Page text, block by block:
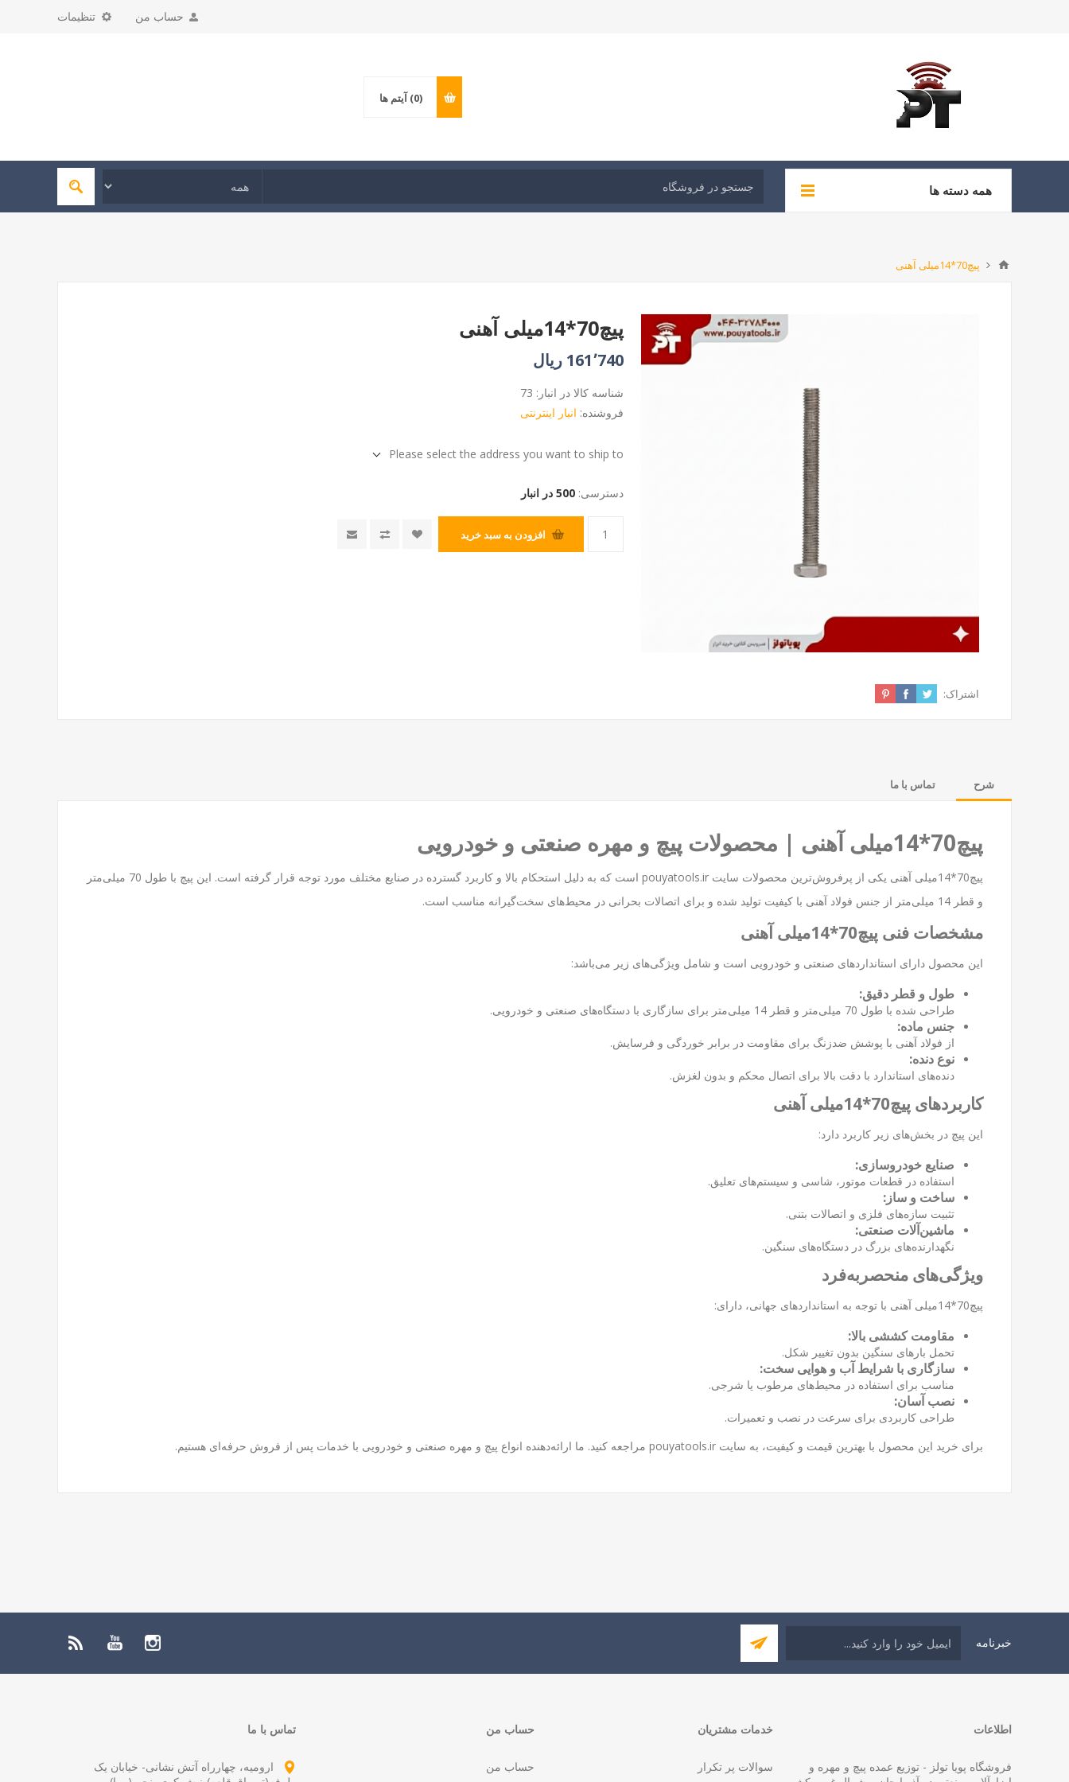
تنظیمات حساب من
(0) آیتم ها
همه دسته ها
پیچ70*14میلی آهنی
پیچ70*14میلی آهنی
161٬740 ریال
شناسه کالا در انبار: 73
فروشنده: انبار اینترنتی
Please select the address you want to ship to
دسترسی: 500 در انبار
افزودن به سبد خرید
اشتراک:
شرح تماس با ما
پیچ70*14میلی آهنی | محصولات پیچ و مهره صنعتی و خودرویی
پیچ70*14میلی آهنی یکی از پرفروش‌ترین محصولات سایت pouyatools.ir
است که به دلیل استحکام بالا و کاربرد گسترده در صنایع مختلف مورد توجه قرار گرفته است. این پیچ با طول 70 میلی‌متر
و قطر 14 میلی‌متر از جنس فولاد آهنی با کیفیت تولید شده و برای اتصالات بحرانی در محیط‌های سخت‌گیرانه مناسب است.
مشخصات فنی پیچ70*14میلی آهنی
این محصول دارای استانداردهای صنعتی و خودرویی است و شامل ویژگی‌های زیر می‌باشد:
طول و قطر دقیق:
طراحی شده با طول 70 میلی‌متر و قطر 14 میلی‌متر برای سازگاری با دستگاه‌های صنعتی و خودرویی.
جنس ماده:
از فولاد آهنی با پوشش ضدزنگ برای مقاومت در برابر خوردگی و فرسایش.
نوع دنده:
دنده‌های استاندارد با دقت بالا برای اتصال محکم و بدون لغزش.
کاربردهای پیچ70*14میلی آهنی
این پیچ در بخش‌های زیر کاربرد دارد:
صنایع خودروسازی:
استفاده در قطعات موتور، شاسی و سیستم‌های تعلیق.
ساخت و ساز:
تثبیت سازه‌های فلزی و اتصالات بتنی.
ماشین‌آلات صنعتی:
نگهدارنده‌های بزرگ در دستگاه‌های سنگین.
ویژگی‌های منحصربه‌فرد
پیچ70*14میلی آهنی با توجه به استانداردهای جهانی، دارای:
مقاومت کششی بالا:
تحمل بارهای سنگین بدون تغییر شکل.
سازگاری با شرایط آب و هوایی سخت:
مناسب برای استفاده در محیط‌های مرطوب یا شرجی.
نصب آسان:
طراحی کاربردی برای سرعت در نصب و تعمیرات.
برای خرید این محصول با بهترین قیمت و کیفیت، به سایت pouyatools.ir مراجعه کنید. ما ارائه‌دهنده انواع پیچ و مهره صنعتی و خودرویی با خدمات پس از فروش حرفه‌ای هستیم.
خبرنامه
اطلاعات
فروشگاه پویا تولز - توزیع عمده پیچ و مهره و
خدمات مشتریان
سوالات پر تکرار
حساب من
حساب من
تماس با ما
ارومیه، چهارراه آتش نشانی- خیابان یک